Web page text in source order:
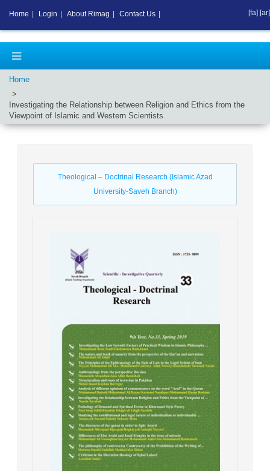
Home
Investigating the Relationship between Religion and Ethics from the
Viewpoint of Islamic and Western Scientists
Theological – Doctrinal Research (Islamic Azad
University-Saveh Branch)
Home Login About Rimag Contact Us [fa] [ar]